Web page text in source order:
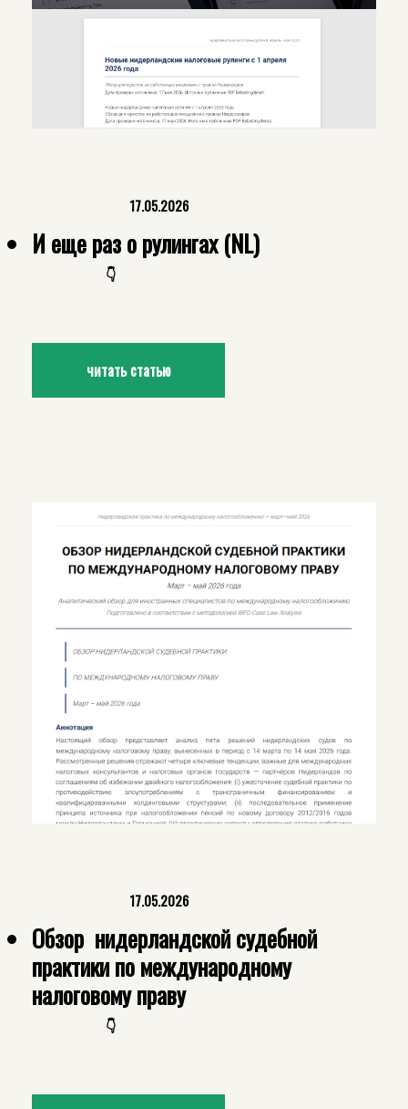
17.05.2026
И еще раз о рулингах (NL)
👇
читать статью
17.05.2026
Обзор нидерландской судебной
практики по международному
налоговому праву
👇